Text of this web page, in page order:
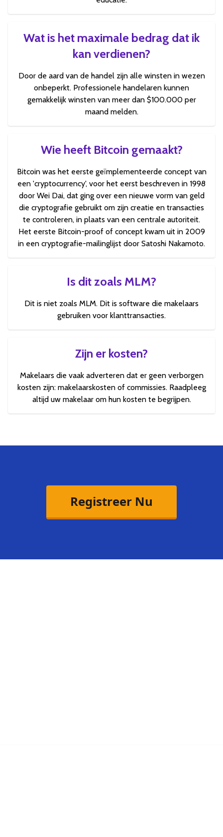
Wat is het maximale bedrag dat ik
kan verdienen?
Door de aard van de handel zijn alle winsten in wezen
onbeperkt. Professionele handelaren kunnen
gemakkelijk winsten van meer dan $100.000 per
maand melden.
Wie heeft Bitcoin gemaakt?
Bitcoin was het eerste geïmplementeerde concept van
een 'cryptocurrency', voor het eerst beschreven in 1998
door Wei Dai, dat ging over een nieuwe vorm van geld
die cryptografie gebruikt om zijn creatie en transacties
te controleren, in plaats van een centrale autoriteit.
Het eerste Bitcoin-proof of concept kwam uit in 2009
in een cryptografie-mailinglijst door Satoshi Nakamoto.
Is dit zoals MLM?
Dit is niet zoals MLM. Dit is software die makelaars
gebruiken voor klanttransacties.
Zijn er kosten?
Makelaars die vaak adverteren dat er geen verborgen
kosten zijn: makelaarskosten of commissies. Raadpleeg
altijd uw makelaar om hun kosten te begrijpen.
Registreer Nu